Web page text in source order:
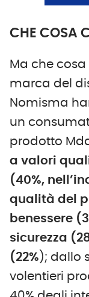
CHE COSA
Ma che
marca del
Nomisma
un
prodotto
a valori
(40%,
qualità del
benessere
sicurezza
(22% ); dallo
volentieri